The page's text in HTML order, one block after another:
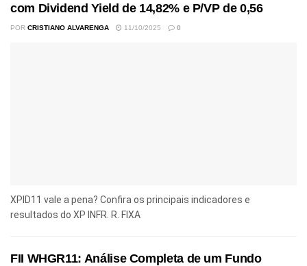
com Dividend Yield de 14,82% e P/VP de 0,56
POR CRISTIANO ALVARENGA 11/10/2025 0
XPID11 vale a pena? Confira os principais indicadores e
resultados do XP INFR. R. FIXA
FII WHGR11: Análise Completa de um Fundo